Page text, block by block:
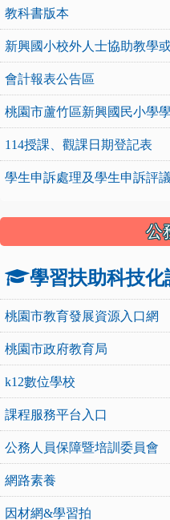
教科書版本
新興國小校外人士協助教學
會計報表公告區
桃園市蘆竹區新興國民小學
114授課、觀課日期登記表
學生申訴處理及學生申訴評
公
學習扶助科技化
桃園市教育發展資源入口網
桃園市政府教育局
k12數位學校
課程服務平台入口
公務人員保障暨培訓委員會
網路素養
因材網&學習拍